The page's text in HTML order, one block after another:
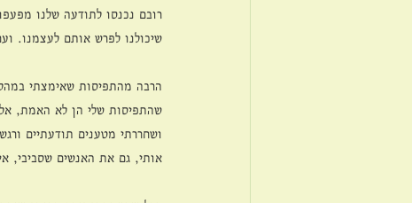
רובם נכנסו לתודעה שלנו
שיכולנו לפרש אותם לעצמנו.
הרבה מהתפיסות שאימצתי
שהתפיסות שלי הן לא האמת,
ושחררתי מטענים תודעתיים
אותי, גם את האנשים שסביבי,